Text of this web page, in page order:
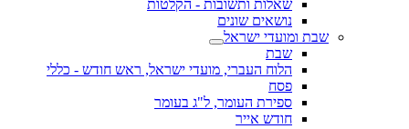
שאלות ותשובות - הקלטות
נושאים שונים
שבת ומועדי ישראל
שבת
הלוח העברי, מועדי ישראל, ראש חודש - כללי
פסח
ספירת העומר, ל"ג בעומר
חודש אייר